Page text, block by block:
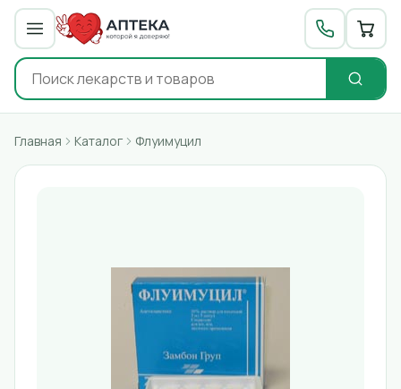
Главная Каталог Флуимуцил